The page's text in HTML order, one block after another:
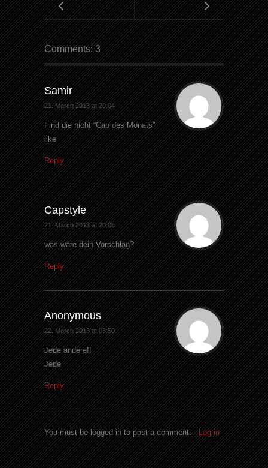
Comments: 3
Samir
21. March 2013 at 20:04
Find die nicht “Cap des Monats”
like
Reply
Capstyle
21. March 2013 at 20:06
was wäre dein Vorschlag?
Reply
Anonymous
22. March 2013 at 03:50
Jede andere!!
Jede
Reply
You must be logged in to post a comment. -Log in